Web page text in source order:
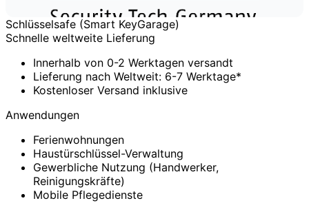
Schlüsselsafe (Smart KeyGarage)
Schnelle weltweite Lieferung
Innerhalb von 0-2 Werktagen versandt
Lieferung nach Weltweit: 6-7 Werktage*
Kostenloser Versand inklusive
Anwendungen
Ferienwohnungen
Haustürschlüssel-Verwaltung
Gewerbliche Nutzung (Handwerker,
Reinigungskräfte)
Mobile Pflegedienste